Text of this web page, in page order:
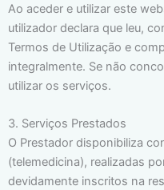
Ao aceder e utilizar este
utilizador declara que leu,
Termos de Utilização e
integralmente. Se não
utilizar os serviços.
3. Serviços Prestados
O Prestador disponibiliza
(telemedicina), realizadas
devidamente inscritos na